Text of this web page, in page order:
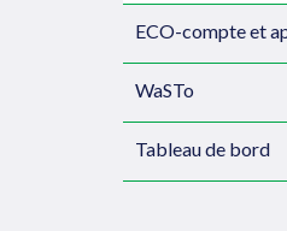
ECO-compte et
WaSTo
Tableau de bord